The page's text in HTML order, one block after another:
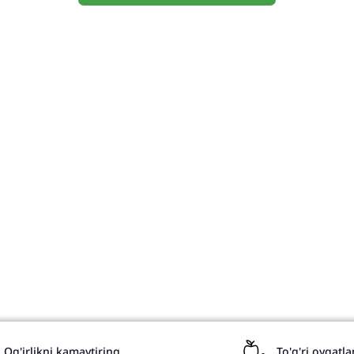
Uzbekistan Uzbek